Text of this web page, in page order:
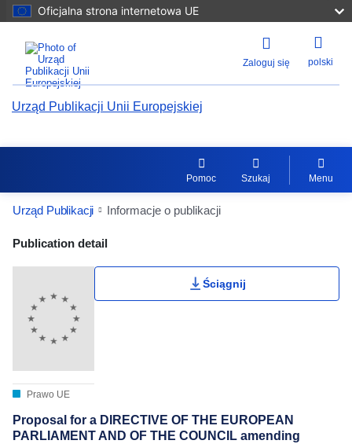
Oficjalna strona internetowa UE
Zaloguj się polski
Urząd Publikacji Unii Europejskiej
Pomoc Szukaj Menu
Urząd Publikacji Informacje o publikacji
Publication Detail Actions Portlet
Publication detail
Prawo UE
Ściągnij
Proposal for a DIRECTIVE OF THE EUROPEAN
PARLIAMENT AND OF THE COUNCIL amending